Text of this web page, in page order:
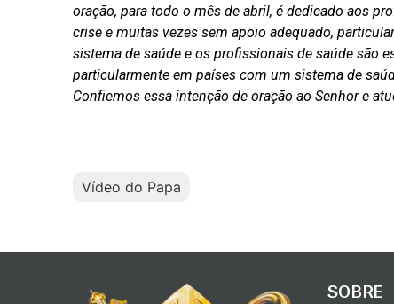
oração, para todo o mês de abril, é dedicado aos
crise e muitas vezes sem apoio adequado,
sistema de saúde e os profissionais de saúde são
particularmente em países com um sistema de
Confiemos essa intenção de oração ao Senhor e
Vídeo do Papa
SOBRE